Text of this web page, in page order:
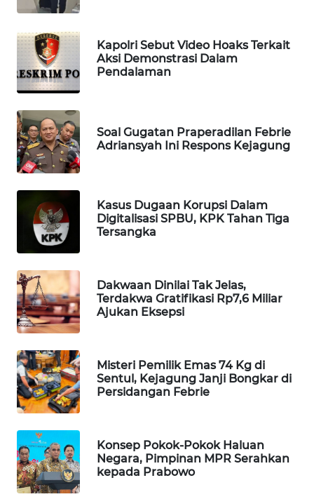
Kapolri Sebut Video Hoaks Terkait
Aksi Demonstrasi Dalam
Pendalaman
Soal Gugatan Praperadilan Febrie
Adriansyah Ini Respons Kejagung
Kasus Dugaan Korupsi Dalam
Digitalisasi SPBU, KPK Tahan Tiga
Tersangka
Dakwaan Dinilai Tak Jelas,
Terdakwa Gratifikasi Rp7,6 Miliar
Ajukan Eksepsi
Misteri Pemilik Emas 74 Kg di
Sentul, Kejagung Janji Bongkar di
Persidangan Febrie
Konsep Pokok-Pokok Haluan
Negara, Pimpinan MPR Serahkan
kepada Prabowo
LIKUPANG
WN
LABUANBAJO
WN
BORNEO
Wahana
Media
WAHANA
NEWS
WAHANA
TANI
WAHANA
ADVOKAT
WAHANA
INFRASTRUKTUR
WAHANA
KONSUMEN
WAHANA